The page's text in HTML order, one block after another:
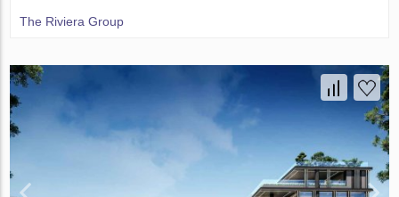
The Riviera Group